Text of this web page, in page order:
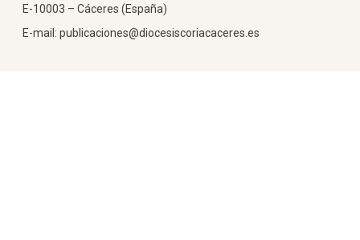
E-10003 – Cáceres (España)
E-mail: publicaciones@diocesiscoriacaceres.es